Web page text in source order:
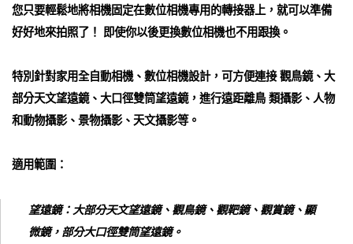
您只要輕鬆地將相機固定在數位相機專用的轉接器上，就可以準備
好好地來拍照了！ 即使你以後更換數位相機也不用跟換。
特別針對家用全自動相機、數位相機設計，可方便連接 觀鳥鏡、大
部分天文望遠鏡、大口徑雙筒望遠鏡，進行遠距離鳥 類攝影、人物
和動物攝影、景物攝影、天文攝影等。
適用範圍：
望遠鏡：大部分天文望遠鏡、觀鳥鏡、觀靶鏡、觀賞鏡、顯
微鏡，部分大口徑雙筒望遠鏡。